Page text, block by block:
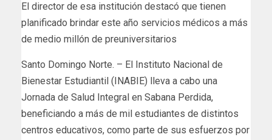
El director de esa institución destacó que tienen
planificado brindar este año servicios médicos a más
de medio millón de preuniversitarios
Santo Domingo Norte. – El Instituto Nacional de
Bienestar Estudiantil (INABIE) lleva a cabo una
Jornada de Salud Integral en Sabana Perdida,
beneficiando a más de mil estudiantes de distintos
centros educativos, como parte de sus esfuerzos por